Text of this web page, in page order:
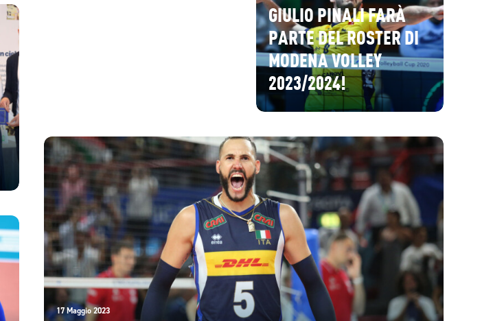
GIULIO PINALI FARÀ
PARTE DEL ROSTER DI
MODENA VOLLEY
2023/2024!
17 Maggio 2023